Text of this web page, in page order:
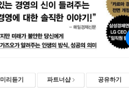
미리듣기 파트너샵 공유하기